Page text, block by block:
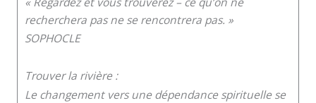
recherchera pas ne se rencontrera pas. »
SOPHOCLE
Trouver la rivière :
Le changement vers une dépendance spirituelle se